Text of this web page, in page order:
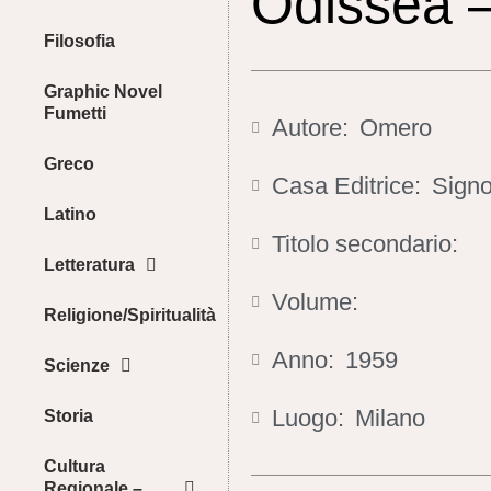
Filosofia
Graphic Novel
Fumetti
Greco
Latino
Letteratura
Religione/Spiritualità
Scienze
Storia
Cultura
Autore: Omero
Casa Editrice:
Titolo secondario:
Volume:
Anno: 1959
Luogo: Milano